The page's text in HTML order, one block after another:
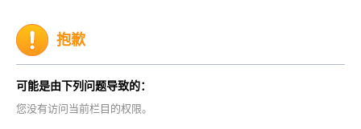
抱歉
可能是由下列问题导致的：
您没有访问当前栏目的权限。